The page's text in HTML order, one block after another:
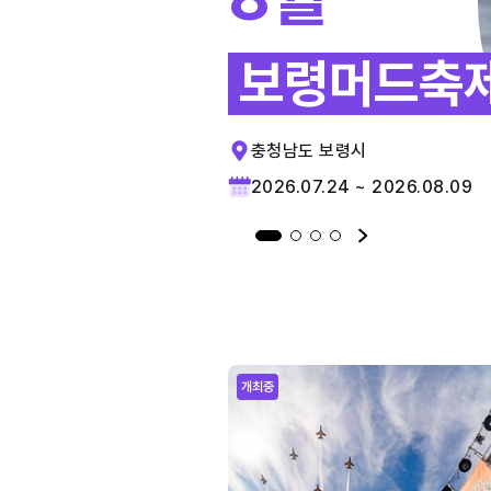
보령머드축
충청남도 보령시
2026.07.24 ~ 2026.08.09
개최중